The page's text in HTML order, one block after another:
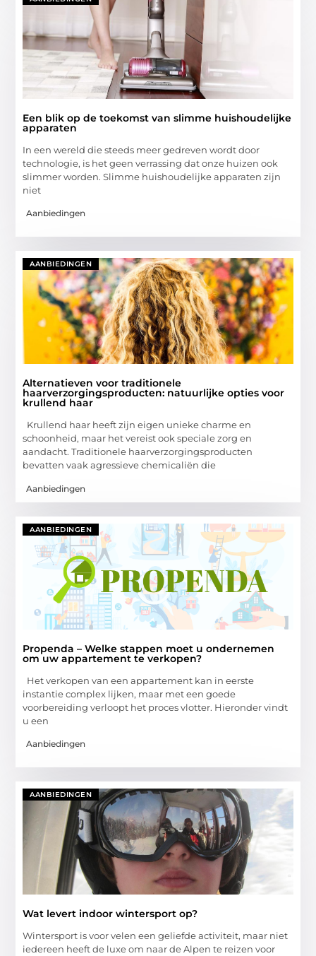
Een blik op de toekomst van slimme huishoudelijke
apparaten
In een wereld die steeds meer gedreven wordt door
technologie, is het geen verrassing dat onze huizen ook
slimmer worden. Slimme huishoudelijke apparaten zijn
niet
Aanbiedingen
AANBIEDINGEN
Alternatieven voor traditionele
haarverzorgingsproducten: natuurlijke opties voor
krullend haar
Krullend haar heeft zijn eigen unieke charme en
schoonheid, maar het vereist ook speciale zorg en
aandacht. Traditionele haarverzorgingsproducten
bevatten vaak agressieve chemicaliën die
Aanbiedingen
AANBIEDINGEN
Propenda – Welke stappen moet u ondernemen
om uw appartement te verkopen?
Het verkopen van een appartement kan in eerste
instantie complex lijken, maar met een goede
voorbereiding verloopt het proces vlotter. Hieronder vindt
u een
Aanbiedingen
AANBIEDINGEN
Wat levert indoor wintersport op?
Wintersport is voor velen een geliefde activiteit, maar niet
iedereen heeft de luxe om naar de Alpen te reizen voor